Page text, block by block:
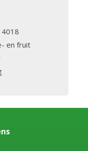
4018
en fruit